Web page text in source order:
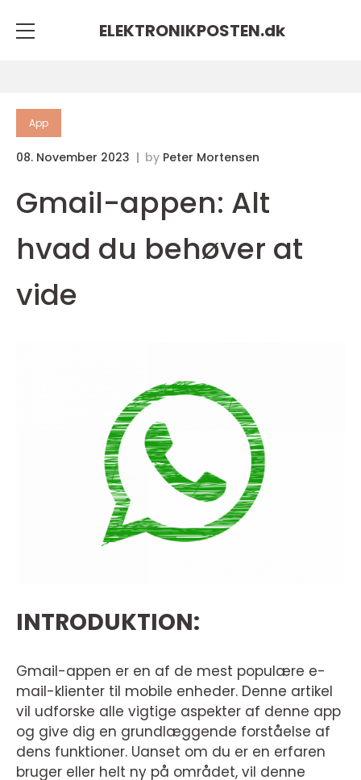
ELEKTRONIKPOSTEN.dk
App
08. November 2023 by Peter Mortensen
Gmail-appen: Alt
hvad du behøver at
vide
INTRODUKTION:
Gmail-appen er en af de mest populære e-
mail-klienter til mobile enheder. Denne artikel
vil udforske alle vigtige aspekter af denne app
og give dig en grundlæggende forståelse af
dens funktioner. Uanset om du er en erfaren
bruger eller helt ny på området, vil denne